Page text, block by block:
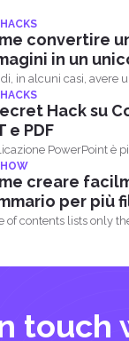
convertire
in un
in alcuni casi, avere
Hack su
e PDF
PowerPoint è
immagini, testi,
creare
per più
of contents lists only
touch